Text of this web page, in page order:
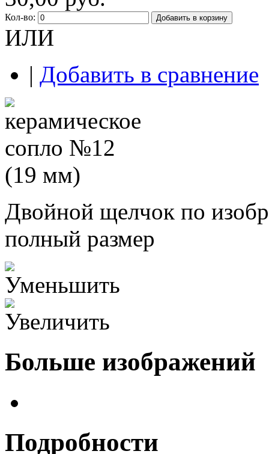
Кол-во: Добавить в корзину
ИЛИ
| Добавить в сравнение
Двойной щелчок по
полный размер
Больше изображений
Подробности